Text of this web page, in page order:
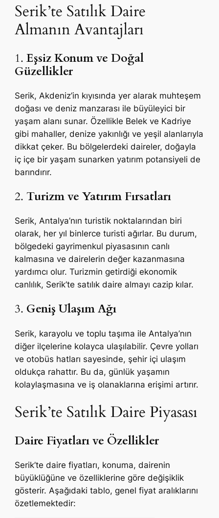
Serik’te Satılık Daire
Almanın Avantajları
1.Eşsiz Konum ve Doğal
Güzellikler
Serik, Akdeniz’in kıyısında yer alarak muhteşem
doğası ve deniz manzarası ile büyüleyici bir
yaşam alanı sunar. Özellikle Belek ve Kadriye
gibi mahaller, denize yakınlığı ve yeşil alanlarıyla
dikkat çeker. Bu bölgelerdeki daireler, doğayla
iç içe bir yaşam sunarken yatırım potansiyeli de
barındırır.
2.Turizm ve Yatırım Fırsatları
Serik, Antalya’nın turistik noktalarından biri
olarak, her yıl binlerce turisti ağırlar. Bu durum,
bölgedeki gayrimenkul piyasasının canlı
kalmasına ve dairelerin değer kazanmasına
yardımcı olur. Turizmin getirdiği ekonomik
canlılık, Serik’te satılık daire almayı cazip kılar.
3. Geniş Ulaşım Ağı
Serik, karayolu ve toplu taşıma ile Antalya’nın
diğer ilçelerine kolayca ulaşılabilir. Çevre yolları
ve otobüs hatları sayesinde, şehir içi ulaşım
oldukça rahattır. Bu da, günlük yaşamın
kolaylaşmasına ve iş olanaklarına erişimi artırır.
Serik’te Satılık Daire Piyasası
Daire Fiyatları ve Özellikler
Serik’te daire fiyatları, konuma, dairenin
büyüklüğüne ve özelliklerine göre değişiklik
gösterir. Aşağıdaki tablo, genel fiyat aralıklarını
özetlemektedir: